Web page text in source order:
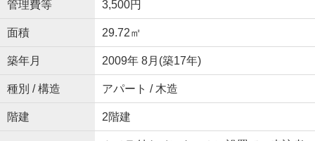
管理費等 3,500円
面積 29.72㎡
築年月 2009年 8月(築17年)
種別 / 構造 アパート / 木造
階建 2階建